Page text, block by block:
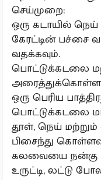
செய்முறை:
ஒரு கடாயில் நெய்
கேரட்டின் பச்சை
வதக்கவும்.
பொட்டுக்கடலை
ஒரு பெரிய
பொட்டுக்கடலை
தூள், நெய் மற்றும்
பிசைந்து
கலவையை நன்கு
உருட்டி, லட்டு